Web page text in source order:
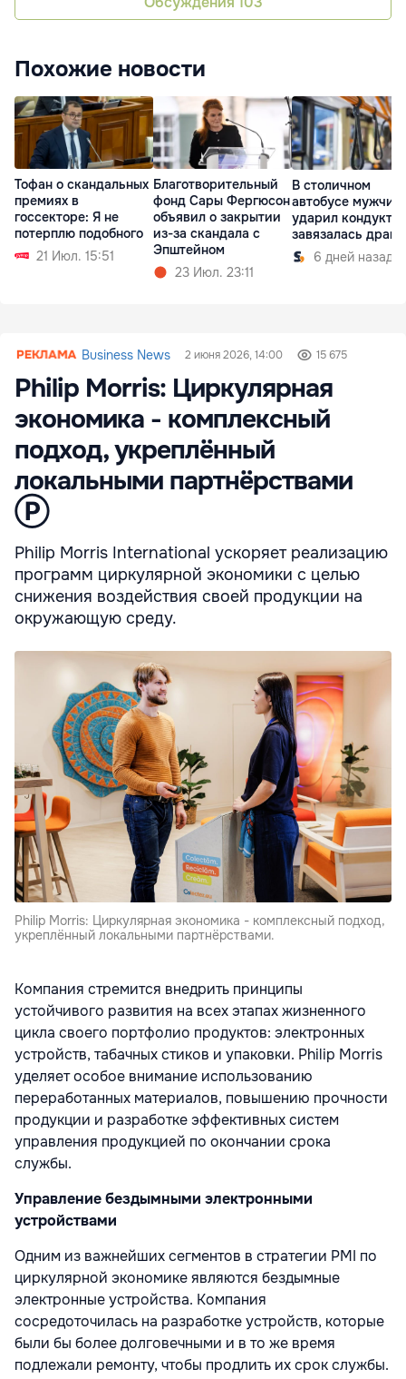
Похожие новости
Тофан о скандальных
премиях в
госсекторе: Я не
потерплю подобного
21 Июл. 15:51
Благотворительный
фонд Сары Фергюсон
объявил о закрытии
из-за скандала с
Эпштейном
23 Июл. 23:11
В столичном
автобусе
ударил
завязалась драка
6 дней назад
Business News 2 июня 2026, 14:00 15 675
Philip Morris: Циркулярная
экономика - комплексный
подход, укреплённый
локальными партнёрствами
Ⓟ
Philip Morris International ускоряет реализацию
программ циркулярной экономики с целью
снижения воздействия своей продукции на
окружающую среду.
Philip Morris: Циркулярная экономика - комплексный подход,
укреплённый локальными партнёрствами.
Компания стремится внедрить принципы
устойчивого развития на всех этапах жизненного
цикла своего портфолио продуктов: электронных
устройств, табачных стиков и упаковки. Philip Morris
уделяет особое внимание использованию
переработанных материалов, повышению прочности
продукции и разработке эффективных систем
управления продукцией по окончании срока
службы.
Управление бездымными электронными
устройствами
Одним из важнейших сегментов в стратегии PMI по
циркулярной экономике являются бездымные
электронные устройства. Компания
сосредоточилась на разработке устройств, которые
были бы более долговечными и в то же время
подлежали ремонту, чтобы продлить их срок службы.